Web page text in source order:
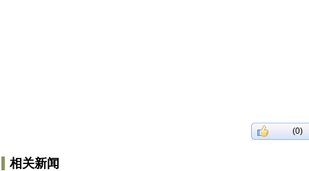
(0)
相关新闻